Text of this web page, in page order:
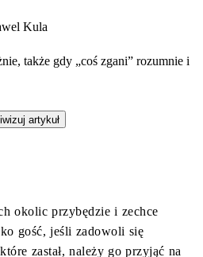
Kula
także gdy „coś zgani” rozumnie i
artykuł
okolic przybędzie i zechce
gość, jeśli zadowoli się
zastał, należy go przyjąć na